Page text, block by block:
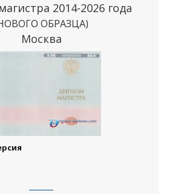
2014-2026 года
ОБРАЗЦА)
Москва